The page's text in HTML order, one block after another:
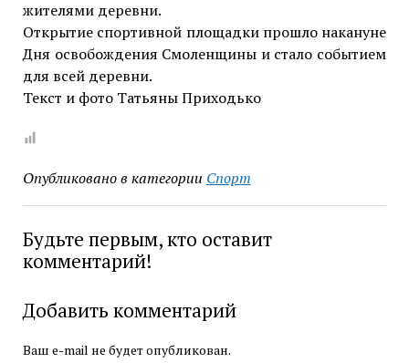
жителями деревни.
Открытие спортивной площадки прошло накануне
Дня освобождения Смоленщины и стало событием
для всей деревни.
Текст и фото Татьяны Приходько
Опубликовано в категории Спорт
Будьте первым, кто оставит
комментарий!
Добавить комментарий
Ваш e-mail не будет опубликован.